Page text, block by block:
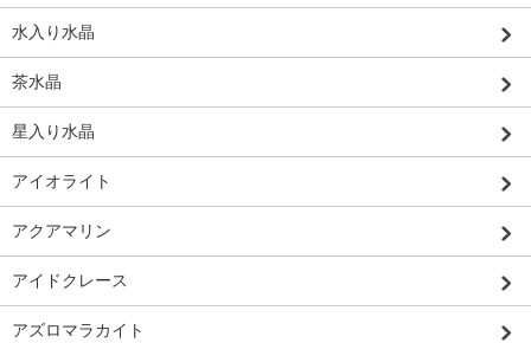
水入り水晶
茶水晶
星入り水晶
アイオライト
アクアマリン
アイドクレース
アズロマラカイト